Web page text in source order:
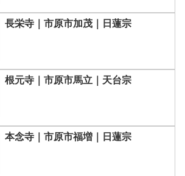
長栄寺｜市原市加茂｜日蓮宗
根元寺｜市原市馬立｜天台宗
本念寺｜市原市福増｜日蓮宗